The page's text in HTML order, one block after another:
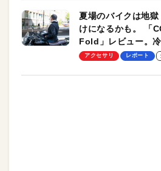
夏場のバイクは地
けになるかも。 「
Fold」レビュー。
却プレート、シンプ
アクセサリ レポート